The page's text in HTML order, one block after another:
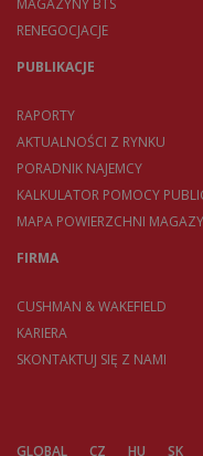
MAGAZYNY BTS
RENEGOCJACJE
PUBLIKACJE
RAPORTY
AKTUALNOŚCI Z RYNKU
PORADNIK NAJEMCY
KALKULATOR POMOCY
MAPA POWIERZCHNI
FIRMA
CUSHMAN & WAKEFIELD
KARIERA
SKONTAKTUJ SIĘ Z NAMI
GLOBAL CZ HU SK